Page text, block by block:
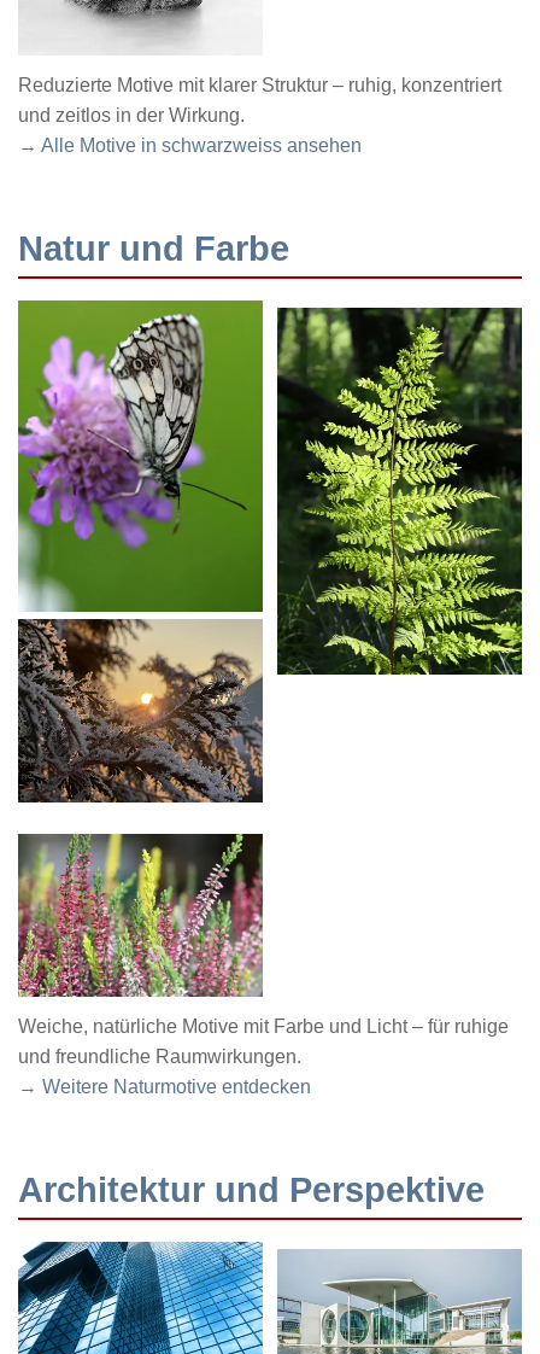
Reduzierte Motive mit klarer Struktur – ruhig, konzentriert
und zeitlos in der Wirkung.
→ Alle Motive in schwarzweiss ansehen
Natur und Farbe
Weiche, natürliche Motive mit Farbe und Licht – für ruhige
und freundliche Raumwirkungen.
→ Weitere Naturmotive entdecken
Architektur und Perspektive